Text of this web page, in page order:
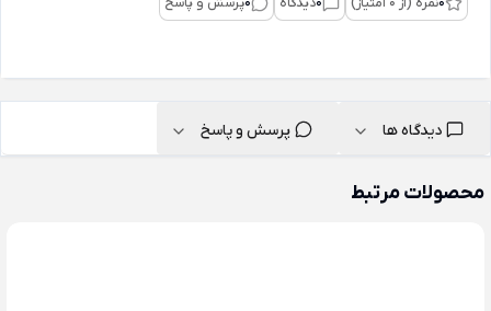
دیدگاه ها پرسش و پاسخ
محصولات مرتبط